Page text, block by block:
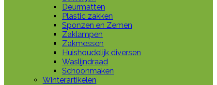
Deurmatten
Plastic zakken
Sponzen en Zemen
Zaklampen
Zakmessen
Huishoudelijk diversen
Waslijndraad
Schoonmaken
Winterartikelen